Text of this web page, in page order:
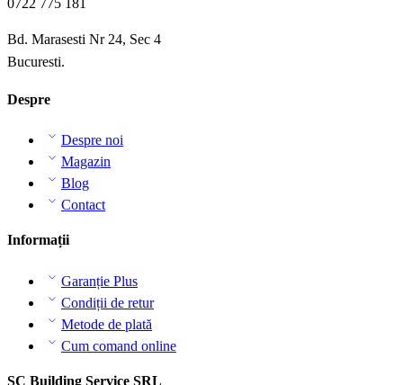
Bd. Marasesti Nr 24, Sec 4
Bucuresti.
Despre
Despre noi
Magazin
Blog
Contact
Informații
Garanție Plus
Condiții de retur
Metode de plată
Cum comand online
SC Building Service SRL